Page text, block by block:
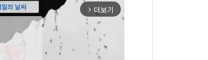
arrow_forward_ios 더보기